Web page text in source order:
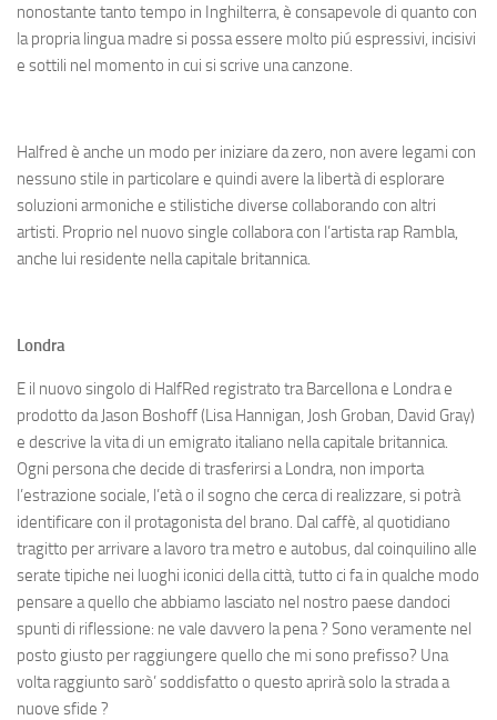
nonostante tanto tempo in Inghilterra, è consapevole di quanto con
la propria lingua madre si possa essere molto piú espressivi, incisivi
e sottili nel momento in cui si scrive una canzone.
Halfred è anche un modo per iniziare da zero, non avere legami con
nessuno stile in particolare e quindi avere la libertà di esplorare
soluzioni armoniche e stilistiche diverse collaborando con altri
artisti. Proprio nel nuovo single collabora con l’artista rap Rambla,
anche lui residente nella capitale britannica.
Londra
E il nuovo singolo di HalfRed registrato tra Barcellona e Londra e
prodotto da Jason Boshoff (Lisa Hannigan, Josh Groban, David Gray)
e descrive la vita di un emigrato italiano nella capitale britannica.
Ogni persona che decide di trasferirsi a Londra, non importa
l’estrazione sociale, l’età o il sogno che cerca di realizzare, si potrà
identificare con il protagonista del brano. Dal caffè, al quotidiano
tragitto per arrivare a lavoro tra metro e autobus, dal coinquilino alle
serate tipiche nei luoghi iconici della città, tutto ci fa in qualche modo
pensare a quello che abbiamo lasciato nel nostro paese dandoci
spunti di riflessione: ne vale davvero la pena ? Sono veramente nel
posto giusto per raggiungere quello che mi sono prefisso? Una
volta raggiunto sarò’ soddisfatto o questo aprirà solo la strada a
nuove sfide ?